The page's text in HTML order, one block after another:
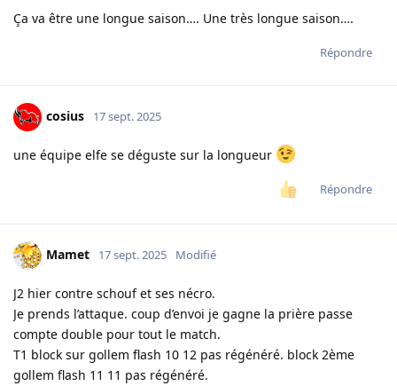
Ça va être une longue saison…. Une très longue saison….
Répondre
cosius 17 sept. 2025
une équipe elfe se déguste sur la longueur
Répondre
Mamet 17 sept. 2025 Modifié
J2 hier contre schouf et ses nécro.
Je prends l’attaque. coup d’envoi je gagne la prière passe
compte double pour tout le match.
T1 block sur gollem flash 10 12 pas régénéré. block 2ème
gollem flash 11 11 pas régénéré.